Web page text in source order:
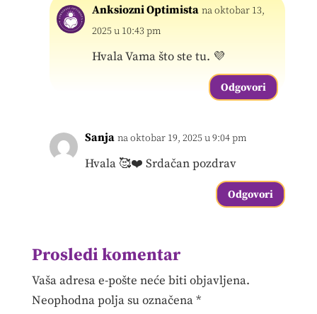
Anksiozni Optimista na oktobar 13,
2025 u 10:43 pm
Hvala Vama što ste tu. 💜
Odgovori
Sanja na oktobar 19, 2025 u 9:04 pm
Hvala 🥰❤️ Srdačan pozdrav
Odgovori
Prosledi komentar
Vaša adresa e-pošte neće biti objavljena.
Neophodna polja su označena*